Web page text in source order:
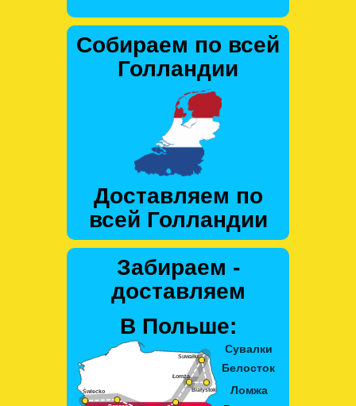
Собираем по всей
Голландии
Доставляем по
всей Голландии
Забираем -
доставляем
В Польше: